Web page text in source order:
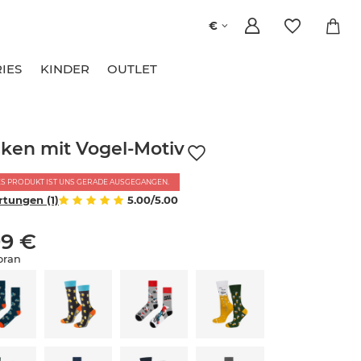
€
KINDER OUTLET
mit Vogel-Motiv
PRODUKT IST UNS GERADE AUSGEGANGEN.
5.00/5.00
(1)
€